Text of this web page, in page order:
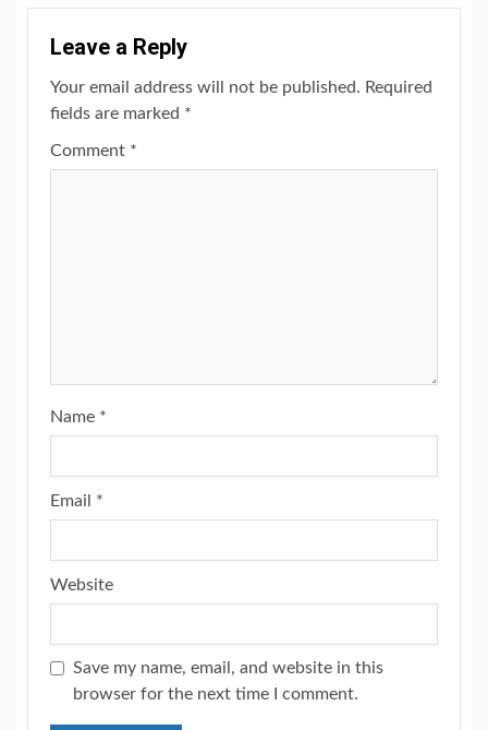
Leave a Reply
Your email address will not be published. Required
fields are marked *
Comment *
Name *
Email *
Website
Save my name, email, and website in this
browser for the next time I comment.